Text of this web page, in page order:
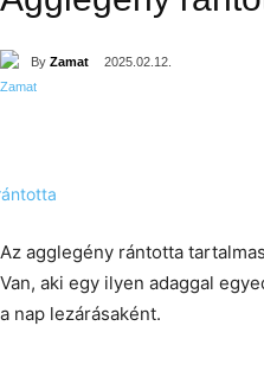
By Zamat 2025.02.12.
Az agglegény rántotta
Van, aki egy ilyen adaggal
a nap lezárásaként.